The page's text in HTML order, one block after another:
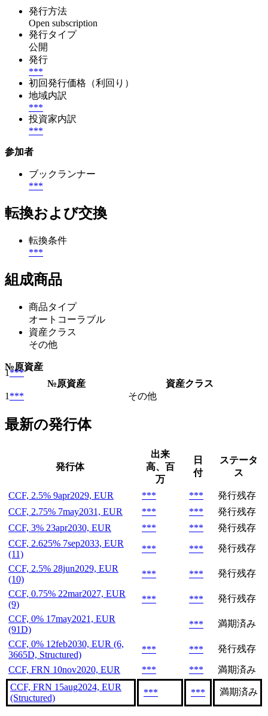
発行方法
Open subscription
発行タイプ
公開
発行
***
初回発行価格（利回り）
地域内訳
***
投資家内訳
***
参加者
ブックランナー
***
転換および交換
転換条件
***
組成商品
商品タイプ
オートコーラブル
資産クラス
その他
№原資産
1***
№原資産
資産クラス
1 *** その他
最新の発行体
発行体
出来
高、百
万
日
付
ステータ
ス
CCF, 2.5% 9apr2029, EUR *** ***
発行残存
CCF, 2.75% 7may2031, EUR
*** ***
発行残存
CCF, 3% 23apr2030, EUR
*** ***
発行残存
CCF, 2.625% 7sep2033, EUR
(11)
*** ***
発行残存
CCF, 2.5% 28jun2029, EUR
(10)
*** ***
発行残存
CCF, 0.75% 22mar2027, EUR
(9)
*** ***
発行残存
CCF, 0% 17may2021, EUR
(91D)
***
満期済み
CCF, 0% 12feb2030, EUR (6,
3665D, Structured)
*** *** 発行残存
CCF, FRN 10nov2020, EUR *** ***
満期済み
CCF, FRN 15aug2024, EUR
(Structured)
*** *** 満期済み